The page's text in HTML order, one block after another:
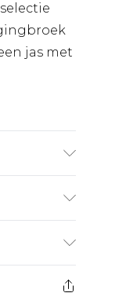
jas met
€7.99
€17.99